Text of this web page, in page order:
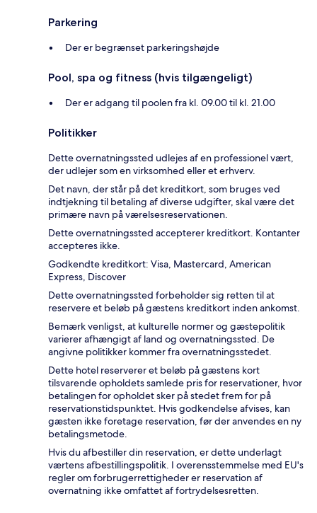
Parkering
Der er begrænset parkeringshøjde
Pool, spa og fitness (hvis tilgængeligt)
Der er adgang til poolen fra kl. 09.00 til kl. 21.00
Politikker
Dette overnatningssted udlejes af en professionel vært,
der udlejer som en virksomhed eller et erhverv.
Det navn, der står på det kreditkort, som bruges ved
indtjekning til betaling af diverse udgifter, skal være det
primære navn på værelsesreservationen.
Dette overnatningssted accepterer kreditkort. Kontanter
accepteres ikke.
Godkendte kreditkort: Visa, Mastercard, American
Express, Discover
Dette overnatningssted forbeholder sig retten til at
reservere et beløb på gæstens kreditkort inden ankomst.
Bemærk venligst, at kulturelle normer og gæstepolitik
varierer afhængigt af land og overnatningssted. De
angivne politikker kommer fra overnatningsstedet.
Dette hotel reserverer et beløb på gæstens kort
tilsvarende opholdets samlede pris for reservationer, hvor
betalingen for opholdet sker på stedet frem for på
reservationstidspunktet. Hvis godkendelse afvises, kan
gæsten ikke foretage reservation, før der anvendes en ny
betalingsmetode.
Hvis du afbestiller din reservation, er dette underlagt
værtens afbestillingspolitik. I overensstemmelse med EU's
regler om forbrugerrettigheder er reservation af
overnatning ikke omfattet af fortrydelsesretten.